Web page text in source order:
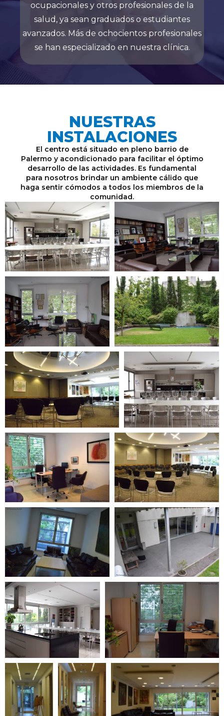
ocupacionales y otros profesionales de la
salud, ya sean graduados o estudiantes
avanzados. Más de ochocientos profesionales
se han especializado en nuestra clínica.
NUESTRAS
INSTALACIONES
El centro está situado en pleno barrio de
Palermo y acondicionado para facilitar el óptimo
desarrollo de las actividades. Es fundamental
para nosotros brindar un ambiente cálido que
haga sentir cómodos a todos los miembros de la
comunidad.